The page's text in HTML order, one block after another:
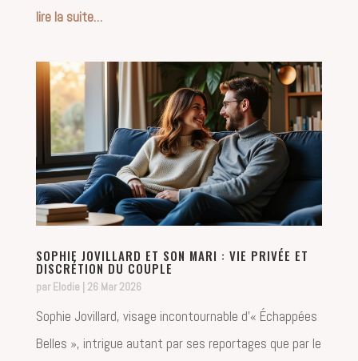
lire la suite…
SOPHIE JOVILLARD ET SON MARI : VIE PRIVÉE ET
DISCRÉTION DU COUPLE
par Elodie| 26 Mar 2026
Sophie Jovillard, visage incontournable d’« Échappées
Belles », intrigue autant par ses reportages que par le